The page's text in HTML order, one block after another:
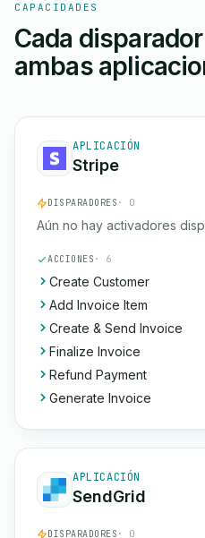
CAPACIDADES
Cada
ambas
APLICACIÓN
Stripe
DISPARADORES · 0
Aún no hay activadores
ACCIONES · 6
Create Customer
Add Invoice Item
Create & Send Invoice
Finalize Invoice
Refund Payment
Generate Invoice
APLICACIÓN
SendGrid
DISPARADORES · 0